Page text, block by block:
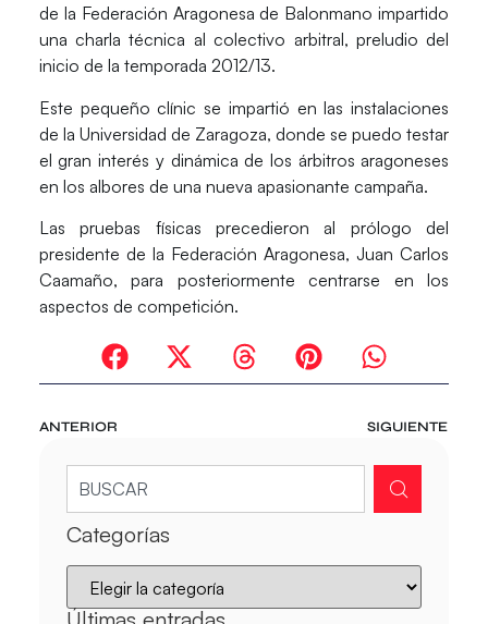
de la Federación Aragonesa de Balonmano impartido
una charla técnica al colectivo arbitral, preludio del
inicio de la temporada 2012/13.
Este pequeño clínic se impartió en las instalaciones
de la Universidad de Zaragoza, donde se puedo testar
el gran interés y dinámica de los árbitros aragoneses
en los albores de una nueva apasionante campaña.
Las pruebas físicas precedieron al prólogo del
presidente de la Federación Aragonesa, Juan Carlos
Caamaño, para posteriormente centrarse en los
aspectos de competición.
ANTERIOR SIGUIENTE
Categorías